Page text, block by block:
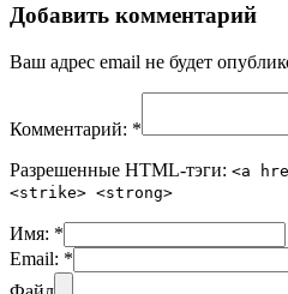
Добавить комментарий
Ваш адрес email не будет
Комментарий: *
Разрешенные HTML-тэги: <a
<strike> <strong>
Имя: *
Email: *